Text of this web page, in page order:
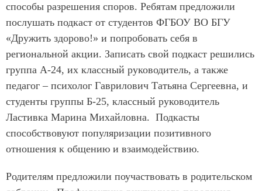
способы разрешения споров. Ребятам предложили
послушать подкаст от студентов ФГБОУ ВО БГУ
«Дружить здорово!» и попробовать себя в
региональной акции. Записать свой подкаст решились
группа А-24, их классный руководитель, а также
педагог – психолог Гаврилович Татьяна Сергеевна, и
студенты группы Б-25, классный руководитель
Ластивка Марина Михайловна. Подкасты
способствовуют популяризации позитивного
отношения к общению и взаимодействию.
Родителям предложили поучаствовать в родительском